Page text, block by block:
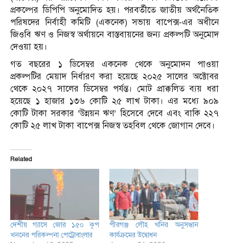
প্রকল্পের ডিপিপি অনুমোদিত হয়। পরবর্তীতে জাতীয় অর্থনৈতিক
পরিষদের নির্বাহী কমিটি (একনেক) সভায় বাপেক্স-এর অধীনে
জিওবি ঋণ ও নিজস্ব অর্থায়নে বাস্তবায়নের জন্য প্রকল্পটি অনুমোদ
দেওয়া হয়।
গত বছরের ১ ডিসেম্বর একনেক থেকে অনুমোদন পাওয়া
প্রকল্পটির মেয়াদ নির্ধারণ করা হয়েছে ২০২৫ সালের অক্টোবর
থেকে ২০২৭ সালের ডিসেম্বর পর্যন্ত। মোট প্রাক্কলিত ব্যয় ধরা
হয়েছে ১ হাজার ১৩৬ কোটি ২৫ লাখ টাকা। এর মধ্যে ৯০৯
কোটি টাকা সরকার ‘উন্নয়ন ঋণ’ হিসেবে দেবে এবং বাকি ২২৭
কোটি ২৫ লাখ টাকা বাপেক্স নিজস্ব তহবিল থেকে জোগান দেবে।
Related
দেশীয় গ্যাসে জোর ১৫০ কূপ
খননের পরিকল্পনা পেট্রোবাংলার
পীরগঞ্জ লৌহ খনির অনুসন্ধান
কার্যক্রমের উদ্বোধন